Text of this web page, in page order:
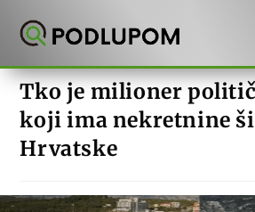
Tko je milioner
koji ima nekretnine
Hrvatske